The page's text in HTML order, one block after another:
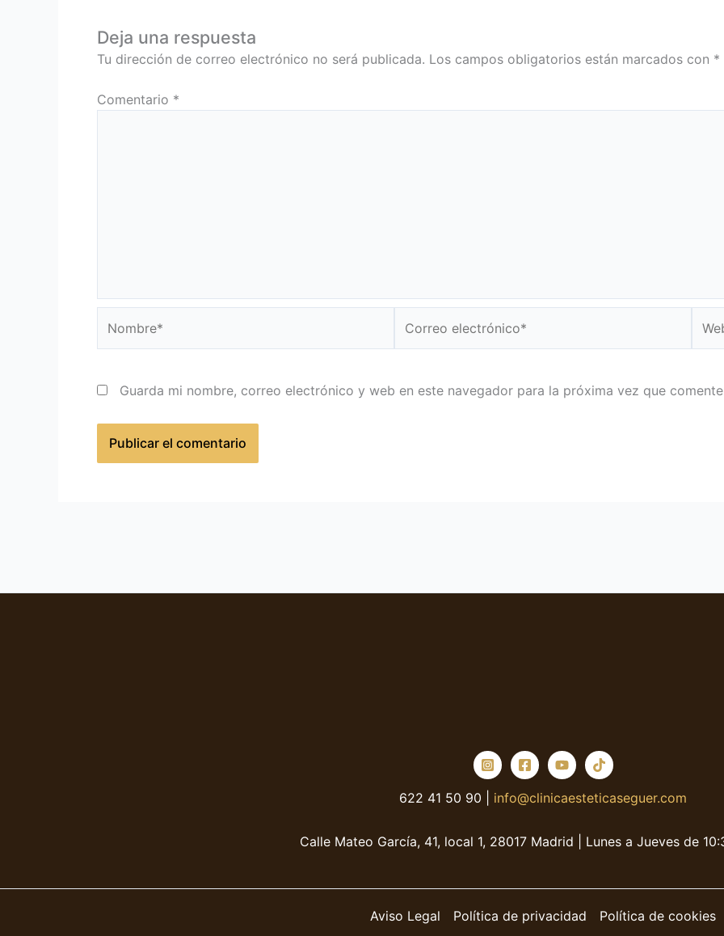
Deja una respuesta
Tu dirección de correo electrónico no será publicada. Los campos obligatorios están marcados con *
Comentario *
electrónico*
Guarda mi nombre, correo electrónico y web en este navegador para la próxima vez que
622 41 50 90 | info@clinicaesteticaseguer.com
Calle Mateo García, 41, local 1, 28017 Madrid | Lunes a Jueves de
Aviso Legal Política de privacidad Política de cookies